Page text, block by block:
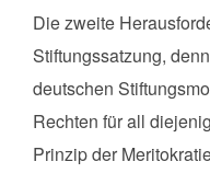
Die zweite
Stiftungssatzung,
deutschen
Rechten für all
Prinzip der